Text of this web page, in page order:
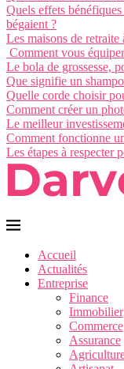
Quels effets
bégaient ?
Les maisons de retraite
Comment vous
Le bola de grossesse,
Que signifie un
Quelle corde choisir
Comment créer un
Le meilleur
Comment fonctionne
Les étapes à respecter
Accueil
Actualités
Entreprise
Finance
Immobilier
Commerce
Assurance